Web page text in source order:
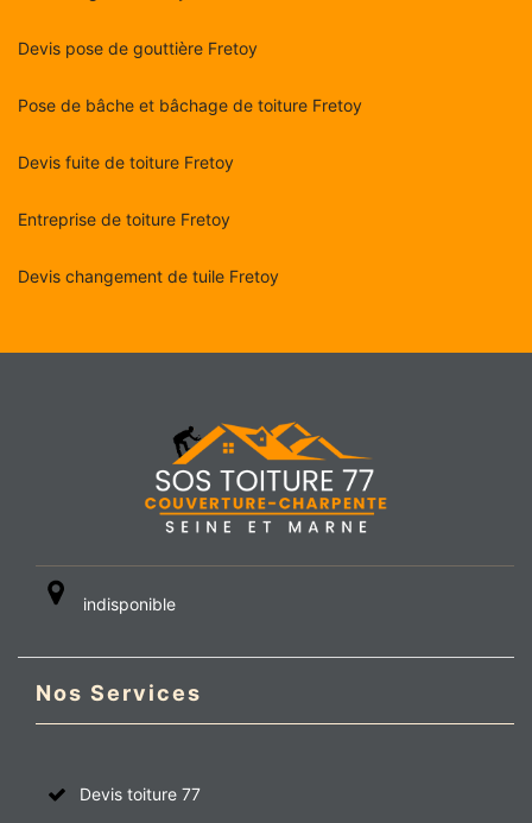
Devis pose de gouttière Fretoy
Pose de bâche et bâchage de toiture Fretoy
Devis fuite de toiture Fretoy
Entreprise de toiture Fretoy
Devis changement de tuile Fretoy
indisponible
Nos Services
Devis toiture 77